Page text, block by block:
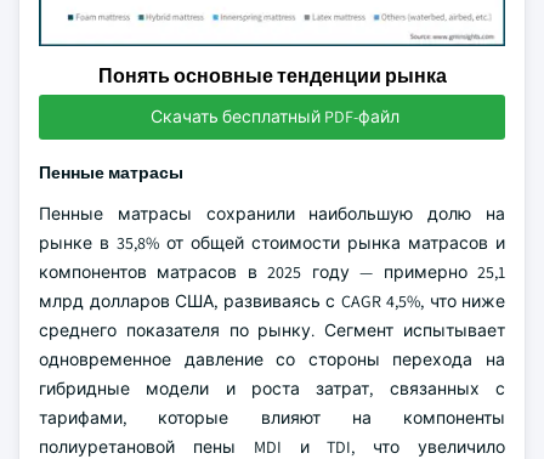
Понять основные тенденции рынка
Скачать бесплатный PDF-файл
Пенные матрасы
Пенные матрасы сохранили наибольшую долю на
рынке в 35,8% от общей стоимости рынка матрасов и
компонентов матрасов в 2025 году — примерно 25,1
млрд долларов США, развиваясь с CAGR 4,5%, что ниже
среднего показателя по рынку. Сегмент испытывает
одновременное давление со стороны перехода на
гибридные модели и роста затрат, связанных с
тарифами, которые влияют на компоненты
полиуретановой пены MDI и TDI, что увеличило